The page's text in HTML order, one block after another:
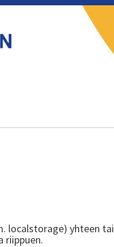
localstorage) yhteen tai
riippuen.